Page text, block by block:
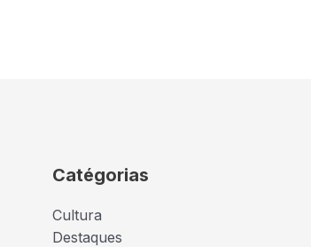
Catégorias
Cultura
Destaques